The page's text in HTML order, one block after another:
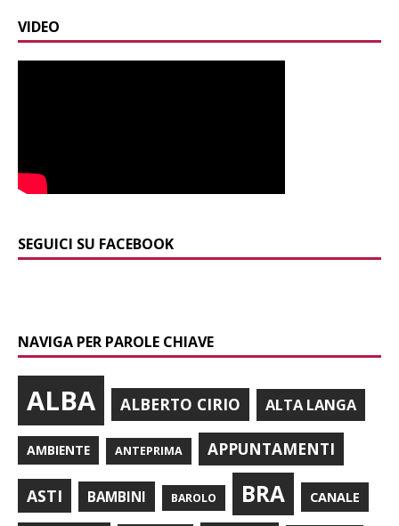
VIDEO
SEGUICI SU FACEBOOK
NAVIGA PER PAROLE CHIAVE
ALBA ALBERTO CIRIO ALTA LANGA
AMBIENTE ANTEPRIMA APPUNTAMENTI
ASTI BAMBINI BAROLO BRA CANALE